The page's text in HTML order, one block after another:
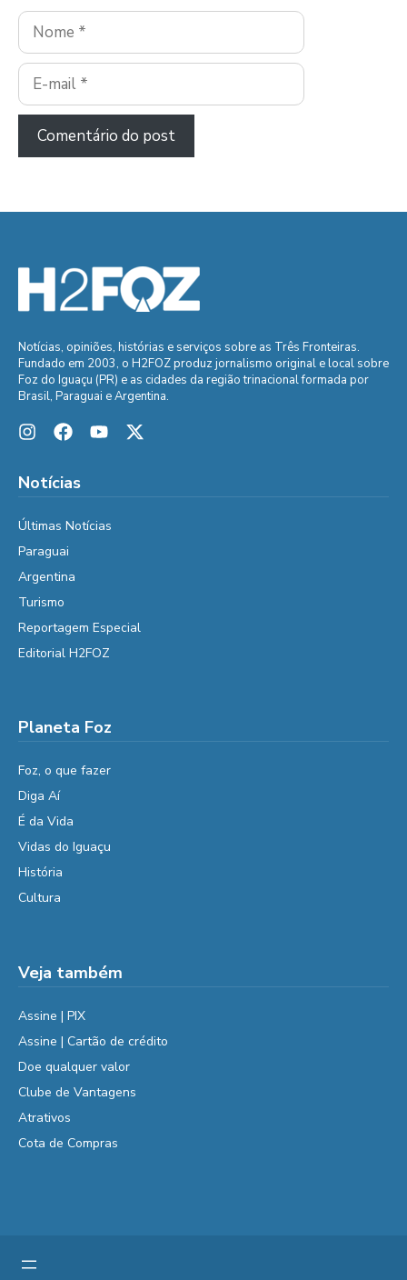
Nome
E-
mail
Notícias, opiniões, histórias e serviços sobre as Três Fronteiras.
Fundado em 2003, o H2FOZ produz jornalismo original e local sobre
Foz do Iguaçu (PR) e as cidades da região trinacional formada por
Brasil, Paraguai e Argentina.
Notícias
Últimas Notícias
Paraguai
Argentina
Turismo
Reportagem Especial
Editorial H2FOZ
Planeta Foz
Foz, o que fazer
Diga Aí
É da Vida
Vidas do Iguaçu
História
Cultura
Veja também
Assine | PIX
Assine | Cartão de crédito
Doe qualquer valor
Clube de Vantagens
Atrativos
Cota de Compras